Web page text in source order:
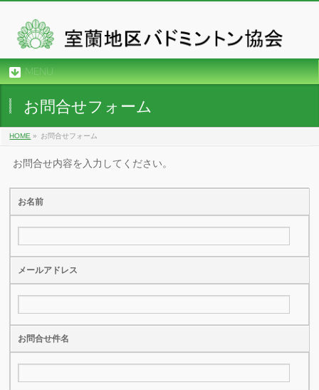
MENU
お問合せフォーム
HOME » お問合せフォーム
お問合せ内容を入力してください。
お名前
メールアドレス
お問合せ件名